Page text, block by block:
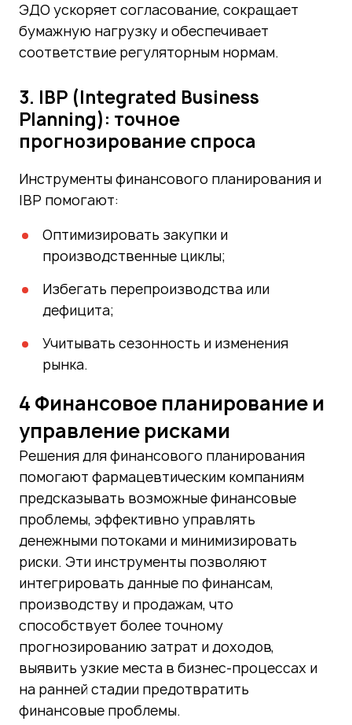
ЭДО ускоряет согласование, сокращает
бумажную нагрузку и обеспечивает
соответствие регуляторным нормам.
3. IBP (Integrated Business
Planning): точное
прогнозирование спроса
Инструменты финансового планирования и
IBP помогают:
Оптимизировать закупки и
производственные циклы;
Избегать перепроизводства или
дефицита;
Учитывать сезонность и изменения
рынка.
4 Финансовое планирование и
управление рисками
Решения для финансового планирования
помогают фармацевтическим компаниям
предсказывать возможные финансовые
проблемы, эффективно управлять
денежными потоками и минимизировать
риски. Эти инструменты позволяют
интегрировать данные по финансам,
производству и продажам, что
способствует более точному
прогнозированию затрат и доходов,
выявить узкие места в бизнес-процессах и
на ранней стадии предотвратить
финансовые проблемы.